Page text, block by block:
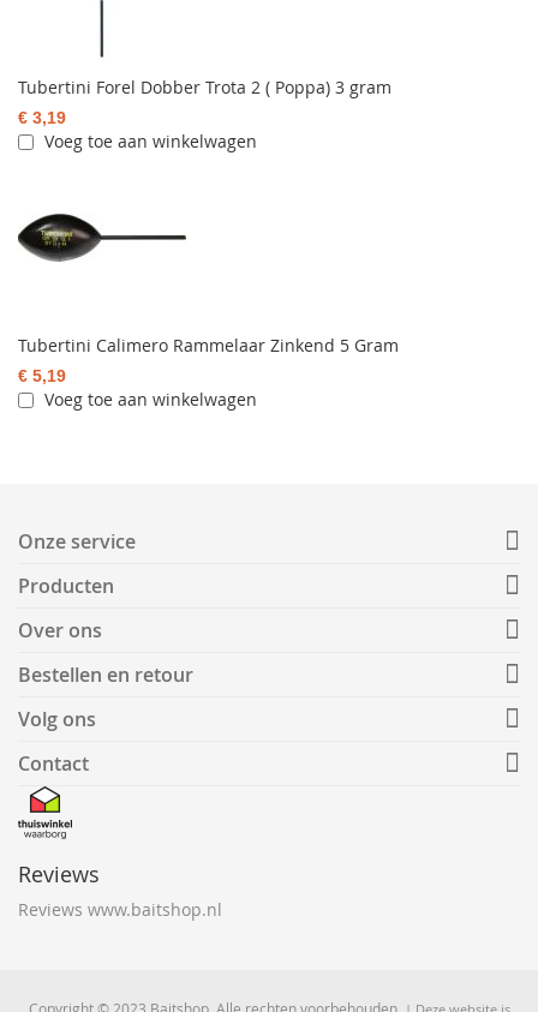
Tubertini Forel Dobber Trota 2 ( Poppa) 3 gram
€ 3,19
Voeg toe aan winkelwagen
Tubertini Calimero Rammelaar Zinkend 5 Gram
€ 5,19
Voeg toe aan winkelwagen
Onze service
Producten
Over ons
Bestellen en retour
Volg ons
Contact
Reviews
Reviews www.baitshop.nl